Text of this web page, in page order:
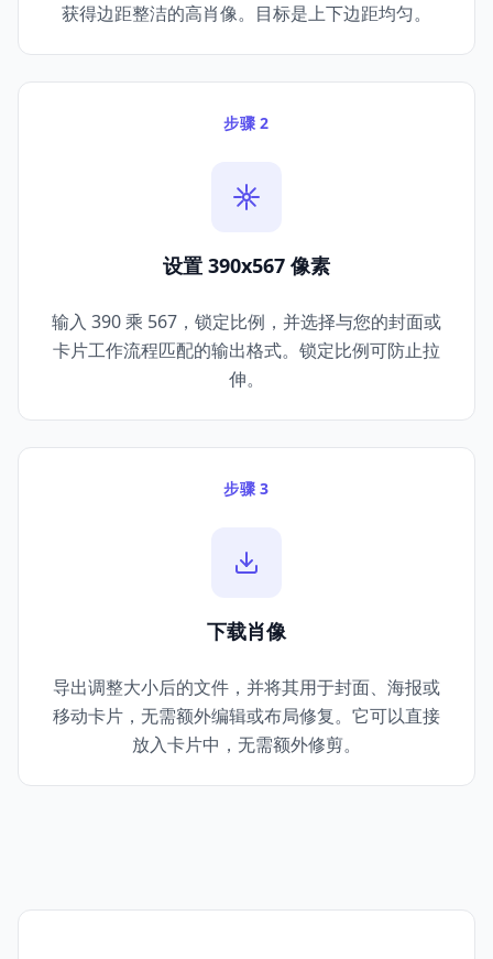
获得边距整洁的高肖像。目标是上下边距均匀。
步骤 2
设置 390x567 像素
输入 390 乘 567，锁定比例，并选择与您的封面或
卡片工作流程匹配的输出格式。锁定比例可防止拉
伸。
步骤 3
下载肖像
导出调整大小后的文件，并将其用于封面、海报或
移动卡片，无需额外编辑或布局修复。它可以直接
放入卡片中，无需额外修剪。